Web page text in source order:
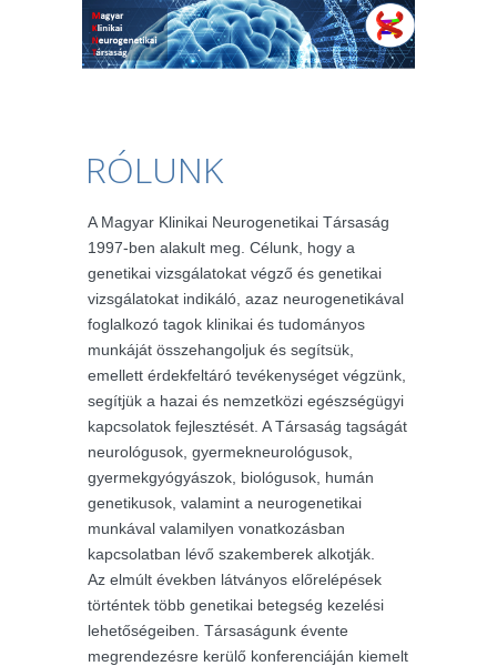
RÓLUNK
A Magyar Klinikai Neurogenetikai Társaság
1997-ben alakult meg. Célunk, hogy a
genetikai vizsgálatokat végző és genetikai
vizsgálatokat indikáló, azaz neurogenetikával
foglalkozó tagok klinikai és tudományos
munkáját összehangoljuk és segítsük,
emellett érdekfeltáró tevékenységet végzünk,
segítjük a hazai és nemzetközi egészségügyi
kapcsolatok fejlesztését. A Társaság tagságát
neurológusok, gyermekneurológusok,
gyermekgyógyászok, biológusok, humán
genetikusok, valamint a neurogenetikai
munkával valamilyen vonatkozásban
kapcsolatban lévő szakemberek alkotják.
Az elmúlt években látványos előrelépések
történtek több genetikai betegség kezelési
lehetőségeiben. Társaságunk évente
megrendezésre kerülő konferenciáján kiemelt